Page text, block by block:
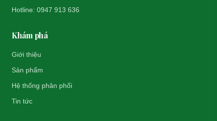
Hotline: 0947 913 636
Khám phá
Giới thiệu
Sản phẩm
Hệ thống phân phối
Tin tức